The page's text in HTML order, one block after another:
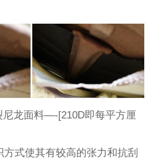
尼龙面料—-[210D即每平方厘
式使其有较高的张力和抗刮